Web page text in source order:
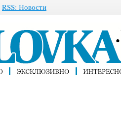
RSS: Новости